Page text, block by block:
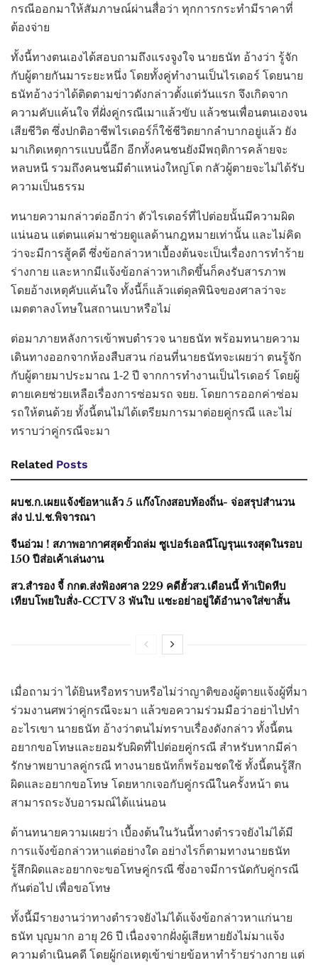
กรณีออกมาให้สัมภาษณ์ผ่านสื่อว่า ทุกการกระทำมีราคาที่
ต้องจ่าย
ทั้งนี้ทางตนเองได้สอบถามถึงแรงจูงใจ นายธนัท อ้างว่า รู้จัก
กับผู้ตายกันมาระยะหนึ่ง โดยทั้งคู่ทำงานเป็นไรเดอร์ โดยนาย
ธนัทอ้างว่าได้ติดตามข่าวดังกล่าวตั้งแต่วันแรก จึงเกิดจาก
ความคับแค้นใจ ที่ฝั่งคู่กรณีเมาแล้วขับ แล้วชนเพื่อนตนเองจน
เสียชีวิต ซึ่งปกติอาชีพไรเดอร์ก็ใช้ชีวิตยากลำบากอยู่แล้ว ยัง
มาเกิดเหตุการแบบนี้อีก อีกทั้งคนชนยังมีพฤติการคล้ายจะ
หลบหนี รวมถึงคนชนมีตำแหน่งใหญ่โต กลัวผู้ตายจะไม่ได้รับ
ความเป็นธรรม
ทนายความกล่าวต่ออีกว่า ตัวไรเดอร์ที่ไปต่อยนั้นมีความผิด
แน่นอน แต่ตนแค่มาช่วยดูแลด้านกฎหมายเท่านั้น และไม่คิด
ว่าจะมีการสู้คดี ซึ่งข้อกล่าวหาเบื้องต้นจะเป็นเรื่องการทำร้าย
ร่างกาย และหากมีแจ้งข้อกล่าวหาเกิดขึ้นก็คงรับสารภาพ
โดยอ้างเหตุคับแค้นใจ ทั้งนี้ก็แล้วแต่ดุลพินิจของศาลว่าจะ
เมตตาลงโทษในสถานเบาหรือไม่
ต่อมาภายหลังการเข้าพบตำรวจ นายธนัท พร้อมทนายความ
เดินทางออกจากห้องสืบสวน ก่อนที่นายธนัทจะเผยว่า ตนรู้จัก
กับผู้ตายมาประมาณ 1-2 ปี จากการทำงานเป็นไรเดอร์ โดยผู้
ตายเคยช่วยเหลือเรื่องการซ่อมรถ จยย. โดยการออกค่าซ่อม
รถให้ตนด้วย ทั้งนี้ตนไม่ได้เตรียมการมาต่อยคู่กรณี และไม่
ทราบว่าคู่กรณีจะมา
Related Posts
ผบช.ก.เผยแจ้งข้อหาแล้ว 5 แก๊งโกงสอบท้องถิ่น- จ่อสรุปสำนวน
ส่ง ป.ป.ช.พิจารณา
จีนอ่วม ! สภาพอากาศสุดขั้วถล่ม ซูเปอร์เอลนีโญรุนแรงสุดในรอบ
150 ปีส่อเค้าเล่นงาน
สว.สำรอง จี้ กกต.ส่งฟ้องศาล 229 คดีฮั้วสว.เดือนนี้ ท้าเปิดหีบ
เทียบโพยใบสั่ง-CCTV 3 พันใบ แซะอย่าอยู่ใต้อำนาจใส่ขาสั้น
เมื่อถามว่า ได้ยินหรือทราบหรือไม่ว่าญาติของผู้ตายแจ้งผู้ที่มา
ร่วมงานศพว่าคู่กรณีจะมา แล้วขอความร่วมมือว่าอย่าไปทำ
อะไรเขา นายธนัท อ้างว่าตนไม่ทราบเรื่องดังกล่าว ทั้งนี้ตน
อยากขอโทษและยอมรับผิดที่ไปต่อยคู่กรณี สำหรับหากมีค่า
รักษาพยาบาลคู่กรณี ทางนายธนัทก็พร้อมชดใช้ ทั้งนี้ตนรู้สึก
ผิดและอยากขอโทษ โดยหากเจอกับคู่กรณีในครั้งหน้า ตน
สามารถระงับอารมณ์ได้แน่นอน
ด้านทนายความเผยว่า เบื้องต้นในวันนี้ทางตำรวจยังไม่ได้มี
การแจ้งข้อกล่าวหาแต่อย่างใด อย่างไรก็ตามทางนายธนัท
รู้สึกผิดและอยากจะขอโทษคู่กรณี ซึ่งอาจมีการนัดกับคู่กรณี
กันต่อไป เพื่อขอโทษ
ทั้งนี้มีรายงานว่าทางตำรวจยังไม่ได้แจ้งข้อกล่าวหาแก่นาย
ธนัท บุญมาก อายุ 26 ปี เนื่องจากฝั่งผู้เสียหายยังไม่มาแจ้ง
ความดำเนินคดี โดยผู้ก่อเหตุเข้าข่ายข้อหาทำร้ายร่างกาย แต่